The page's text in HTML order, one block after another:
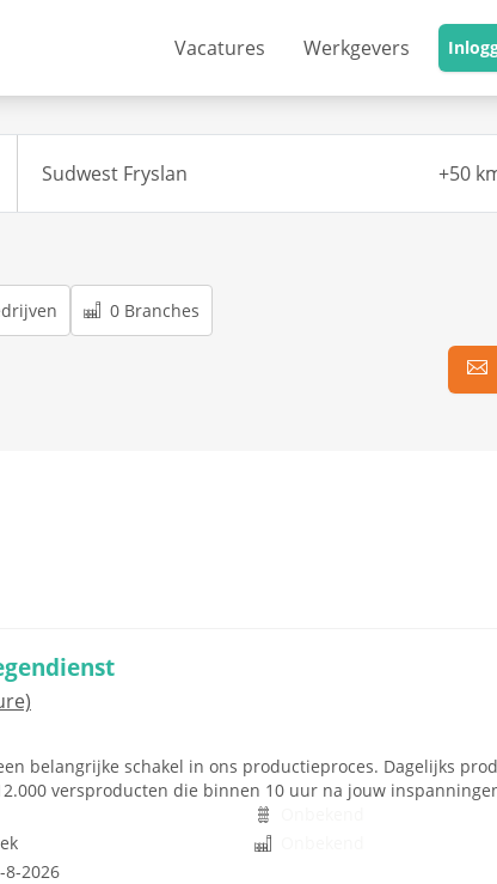
Vacatures Werkgevers
0 Branches
belangrijke schakel in ons productieproces. Dagelijks
versproducten die binnen 10 uur na jouw
8-2026